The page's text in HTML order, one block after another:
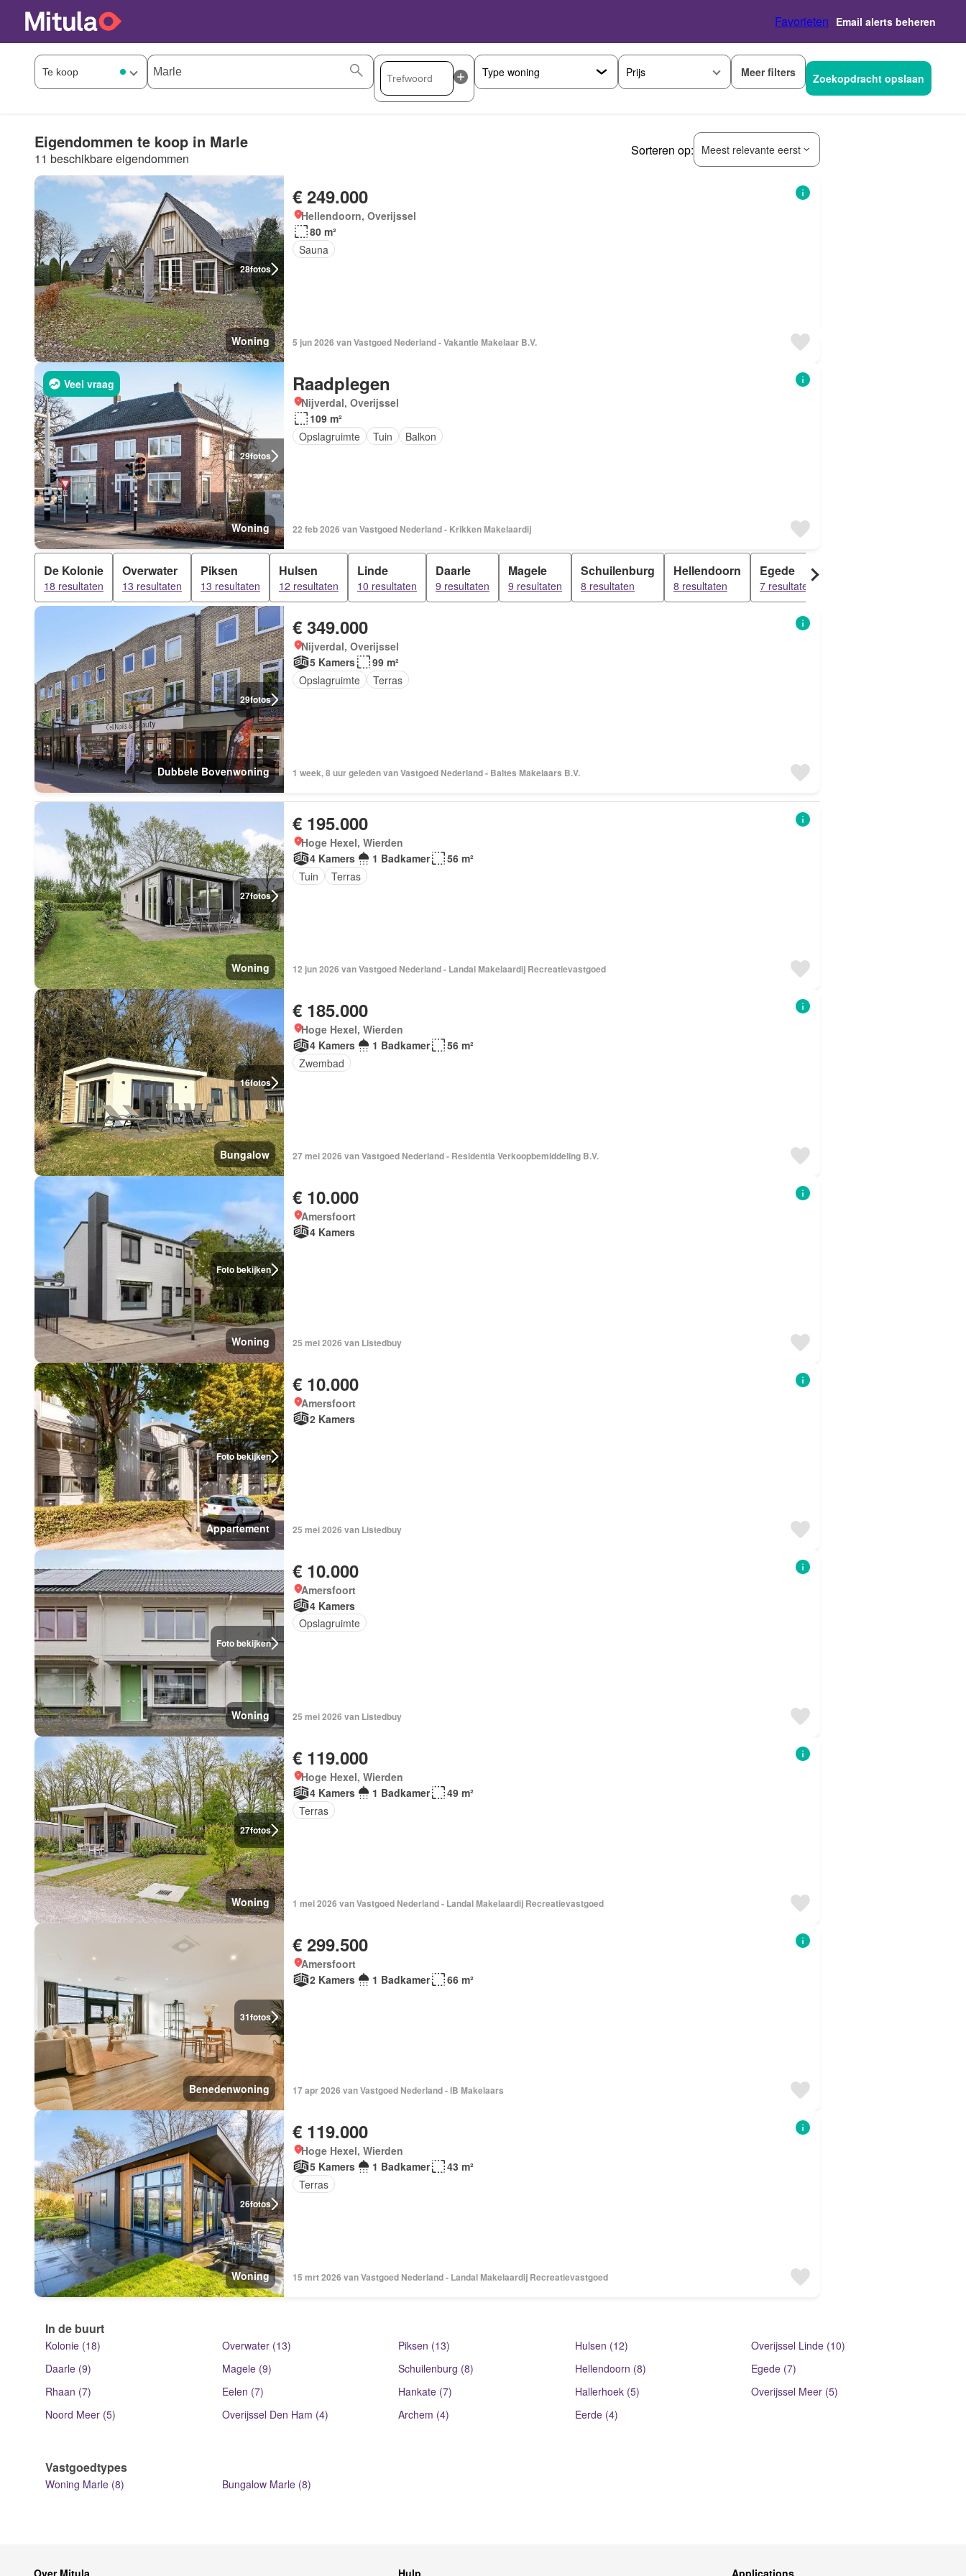
Favorieten Email alerts beheren
Prijs Meer filters Zoekopdracht opslaan
Eigendommen te koop in Marle
11 beschikbare eigendommen
Sorteren op: Meest relevante eerst
28fotos
Woning
€ 249.000
Hellendoorn, Overijssel
80 m²
Sauna
5 jun 2026 van Vastgoed Nederland - Vakantie Makelaar B.V.
29fotos
Veel vraag
Woning
Raadplegen
Nijverdal, Overijssel
109 m²
Opslagruimte
Tuin Balkon
22 feb 2026 van Vastgoed Nederland - Krikken Makelaardij
De Kolonie
18 resultaten
Overwater
13 resultaten
Piksen
13 resultaten
Hulsen
12 resultaten
Linde
10 resultaten
Daarle
9 resultaten
Magele
9 resultaten
Schuilenburg
8 resultaten
Hellendoorn
8 resultaten
Egede
7 resultaten
29fotos
Dubbele Bovenwoning
€ 349.000
Nijverdal, Overijssel
5 Kamers
99 m²
Opslagruimte
Terras
1 week, 8 uur geleden van Vastgoed Nederland - Baltes Makelaars B.V.
27fotos
Woning
€ 195.000
Hoge Hexel, Wierden
4 Kamers
1 Badkamer
56 m²
Tuin
Terras
12 jun 2026 van Vastgoed Nederland - Landal Makelaardij Recreatievastgoed
16fotos
Bungalow
€ 185.000
Hoge Hexel, Wierden
4 Kamers
1 Badkamer
56 m²
Zwembad
27 mei 2026 van Vastgoed Nederland - Residentia Verkoopbemiddeling B.V.
Foto bekijken
Woning
€ 10.000
Amersfoort
4 Kamers
25 mei 2026 van Listedbuy
Foto bekijken
Appartement
€ 10.000
Amersfoort
2 Kamers
25 mei 2026 van Listedbuy
Foto bekijken
Woning
€ 10.000
Amersfoort
4 Kamers
Opslagruimte
25 mei 2026 van Listedbuy
27fotos
Woning
€ 119.000
Hoge Hexel, Wierden
4 Kamers
1 Badkamer
49 m²
Terras
1 mei 2026 van Vastgoed Nederland - Landal Makelaardij Recreatievastgoed
31fotos
Benedenwoning
€ 299.500
Amersfoort
2 Kamers
1 Badkamer 66 m²
17 apr 2026 van Vastgoed Nederland - IB Makelaars
26fotos
Woning
€ 119.000
Hoge Hexel, Wierden
5 Kamers
1 Badkamer
43 m²
Terras
15 mrt 2026 van Vastgoed Nederland - Landal Makelaardij Recreatievastgoed
In de buurt
Kolonie (18) Overwater (13) Piksen (13) Hulsen (12)
Overijssel Linde (10)
Daarle (9)
Magele (9) Schuilenburg (8) Hellendoorn (8)
Egede (7)
Rhaan (7)
Eelen (7) Hankate (7) Hallerhoek (5)
Overijssel Meer (5)
Noord Meer (5)
Overijssel Den Ham (4) Archem (4) Eerde (4)
Vastgoedtypes
Woning Marle (8) Bungalow Marle (8)
Over Mitula Hulp Applications